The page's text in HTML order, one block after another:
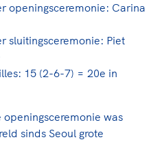
openingsceremonie: Carina
sluitingsceremonie: Piet
15 (2-6-7) = 20e in
was
sinds Seoul grote